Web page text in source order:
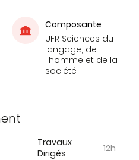
Composante
UFR Sciences du
langage, de
l'homme et de la
société
Travaux
Dirigés
12h